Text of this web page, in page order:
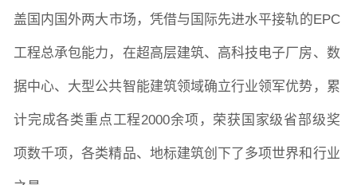
常用办公电话 办事流程 材料下载
盖国内国外两大市场，凭借与国际先进水平接轨的EPC
工程总承包能力，在超高层建筑、高科技电子厂房、数
据中心、大型公共智能建筑领域确立行业领军优势，累
计完成各类重点工程2000余项，荣获国家级省部级奖
项数千项，各类精品、地标建筑创下了多项世界和行业